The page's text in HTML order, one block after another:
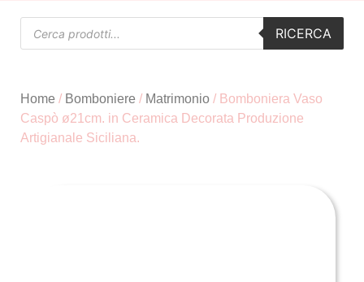
RICERCA
Home / Bomboniere / Matrimonio / Bomboniera Vaso
Caspò ø21cm. in Ceramica Decorata Produzione
Artigianale Siciliana.